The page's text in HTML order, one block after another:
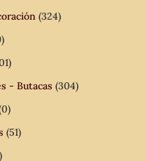
(324)
- Butacas (304)
(51)